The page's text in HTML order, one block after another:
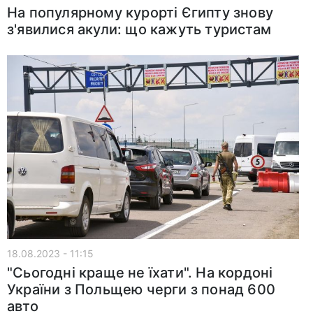
На популярному курорті Єгипту знову
з'явилися акули: що кажуть туристам
18.08.2023 - 11:15
"Сьогодні краще не їхати". На кордоні
України з Польщею черги з понад 600
авто